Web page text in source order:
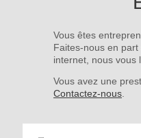
Vous êtes
Faites-nous en
internet, nous vous
Vous avez une
Contactez-nous